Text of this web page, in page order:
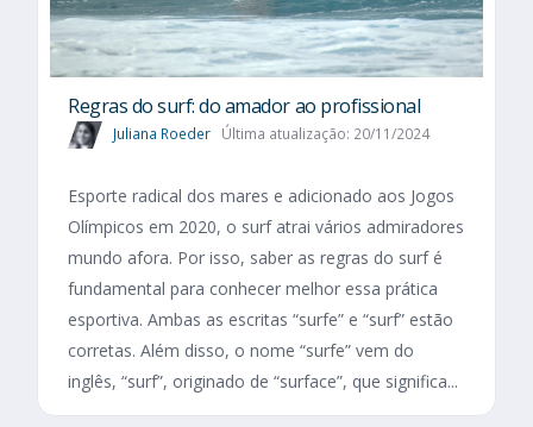
Regras do surf: do amador ao profissional
Juliana Roeder Última atualização: 20/11/2024
Esporte radical dos mares e adicionado aos Jogos
Olímpicos em 2020, o surf atrai vários admiradores
mundo afora. Por isso, saber as regras do surf é
fundamental para conhecer melhor essa prática
esportiva. Ambas as escritas “surfe” e “surf” estão
corretas. Além disso, o nome “surfe” vem do
inglês, “surf”, originado de “surface”, que significa...